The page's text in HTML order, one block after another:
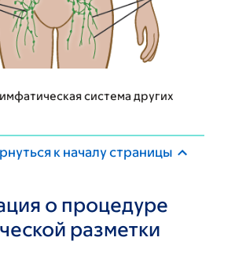
система других
к началу страницы
о процедуре
разметки